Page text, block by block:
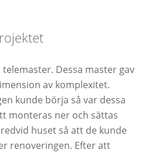
Dessa master gav
av komplexitet.
kunde börja så var dessa
monteras ner och sättas
huset så att de kunde
renoveringen. Efter att